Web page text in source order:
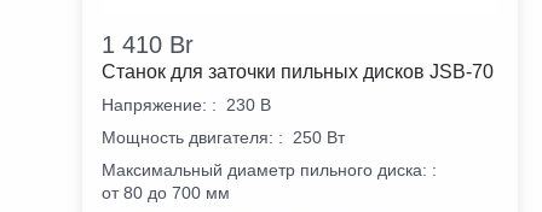
1 410 Br
Станок для заточки пильных дисков JSB-70
Напряжение: : 230 В
Мощность двигателя: : 250 Вт
Максимальный диаметр пильного диска: :
от 80 до 700 мм